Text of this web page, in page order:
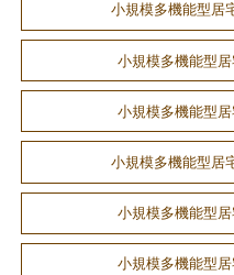
小規模多機能型
小規模多機能型
小規模多機能型
小規模多機能型
小規模多機能型
小規模多機能型